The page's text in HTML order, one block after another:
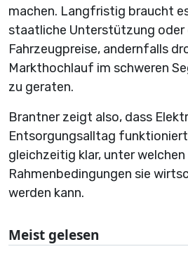
machen. Langfristig braucht
staatliche Unterstützung oder
Fahrzeugpreise, andernfalls
Markthochlauf im schweren
zu geraten.
Brantner zeigt also, dass
Entsorgungsalltag
gleichzeitig klar, unter welchen
Rahmenbedingungen sie
werden kann.
Meist gelesen